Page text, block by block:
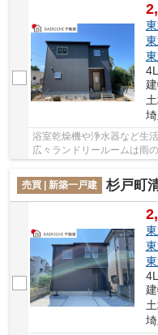
浴室乾燥機や浄水器など生
広々ランドリールームは雨
売買 | 新築一戸建
杉戸町清地3